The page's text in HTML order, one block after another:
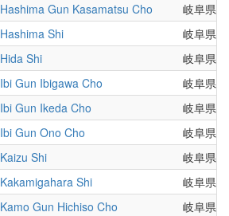
Hashima Gun Kasamatsu Cho
岐阜県
Hashima Shi
岐阜県
Hida Shi
岐阜県
Ibi Gun Ibigawa Cho
岐阜県
Ibi Gun Ikeda Cho
岐阜県
Ibi Gun Ono Cho
岐阜県
Kaizu Shi
岐阜県
Kakamigahara Shi
岐阜県
Kamo Gun Hichiso Cho
岐阜県